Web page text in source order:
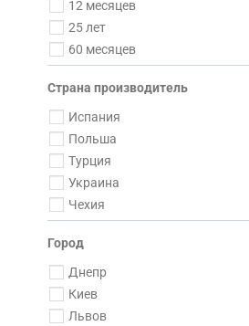
12 месяцев
25 лет
60 месяцев
Страна производитель
Испания
Польша
Турция
Украина
Чехия
Город
Днепр
Киев
Львов